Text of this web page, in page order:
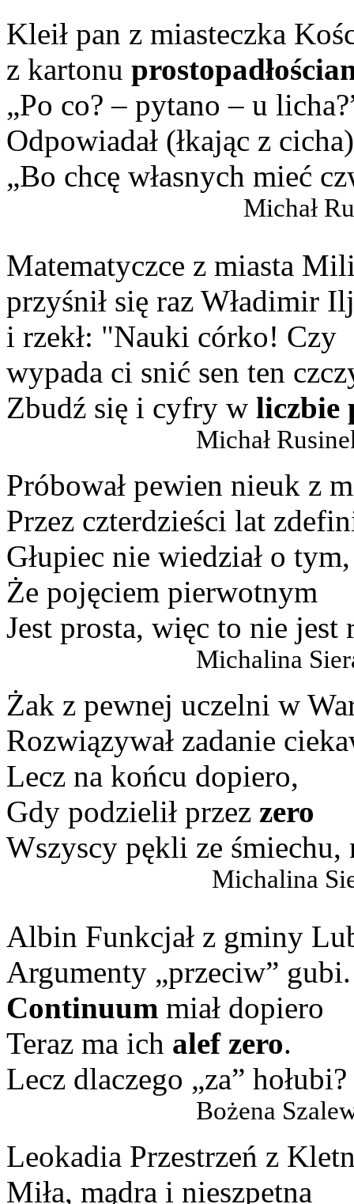
Kleił pan z miasteczka
z kartonu
„Po co? – pytano – u
Odpowiadał (łkając z
„Bo chcę własnych mieć
Michał
Matematyczce z miasta
przyśnił się raz Władimir
i rzekł: "Nauki córko! Czy
wypada ci snić sen ten
Zbudź się i cyfry w liczbie
Michał Rusinek,
Próbował pewien nieuk z
Przez czterdzieści lat
Głupiec nie wiedział o tym,
Że pojęciem pierwotnym
Jest prosta, więc to nie jest
Michalina Sieradzka,
Żak z pewnej uczelni w
Rozwiązywał zadanie
Lecz na końcu dopiero,
Gdy podzielił przez zero
Wszyscy pękli ze śmiechu,
Michalina
Albin Funkcjał z gminy
Argumenty „przeciw” gubi.
Continuum miał dopiero
Teraz ma ich alef zero.
Lecz dlaczego „za” hołubi?
Bożena Szalewicz,
Leokadia Przestrzeń z
Miła, mądra i nieszpetna